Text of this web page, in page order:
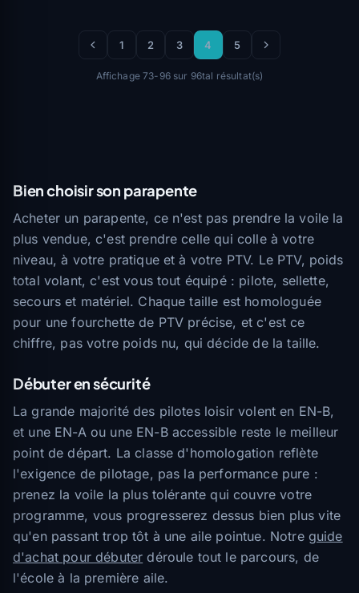
1 2 3 4 5
Affichage 73-96 sur 96tal résultat(s)
Bien choisir son parapente
Acheter un parapente, ce n'est pas prendre la voile la
plus vendue, c'est prendre celle qui colle à votre
niveau, à votre pratique et à votre PTV. Le PTV, poids
total volant, c'est vous tout équipé : pilote, sellette,
secours et matériel. Chaque taille est homologuée
pour une fourchette de PTV précise, et c'est ce
chiffre, pas votre poids nu, qui décide de la taille.
Débuter en sécurité
La grande majorité des pilotes loisir volent en EN-B,
et une EN-A ou une EN-B accessible reste le meilleur
point de départ. La classe d'homologation reflète
l'exigence de pilotage, pas la performance pure :
prenez la voile la plus tolérante qui couvre votre
programme, vous progresserez dessus bien plus vite
qu'en passant trop tôt à une aile pointue. Notre guide
d'achat pour débuter déroule tout le parcours, de
l'école à la première aile.